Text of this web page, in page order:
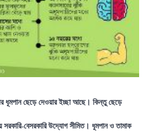
ধূমপান ছেড়ে দেওয়ার ইচ্ছা আছে। কিন্তু ছেড়ে
বেসরকারি উদ্যোগ সীমিত। ধূমপান ও তামাক